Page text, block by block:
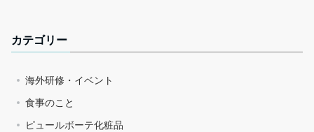
カテゴリー
海外研修・イベント
食事のこと
ピュールボーテ化粧品